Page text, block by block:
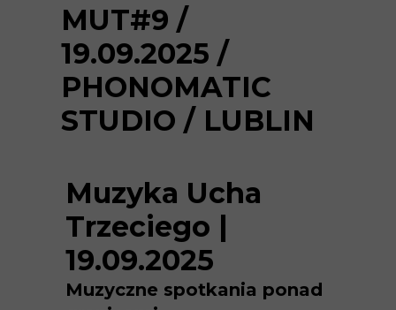
MUT#9 /
19.09.2025 /
PHONOMATIC
STUDIO / LUBLIN
Muzyka Ucha
Trzeciego |
19.09.2025
Muzyczne spotkania ponad